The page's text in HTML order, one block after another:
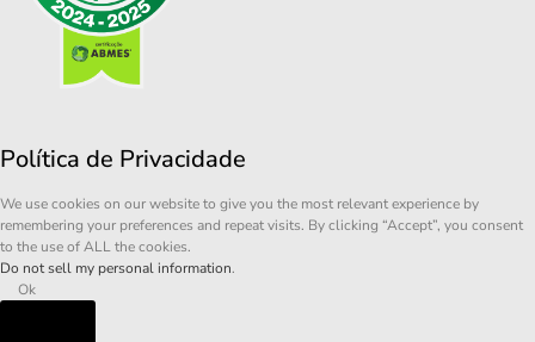
Política de Privacidade
We use cookies on our website to give you the most relevant experience by
remembering your preferences and repeat visits. By clicking “Accept”, you consent
to the use of ALL the cookies.
Do not sell my personal information.
Ok